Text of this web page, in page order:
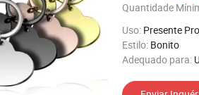
Quantidade
Uso: Presente Promocional, Abridor de
Estilo: Bonito
Adequado para: